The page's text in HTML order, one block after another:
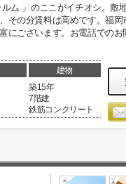
ム 」のここがイチオシ。敷
その分賃料は高めです。福岡
にございます。お電話でのお
建物
築15年
7階建
鉄筋コンクリート